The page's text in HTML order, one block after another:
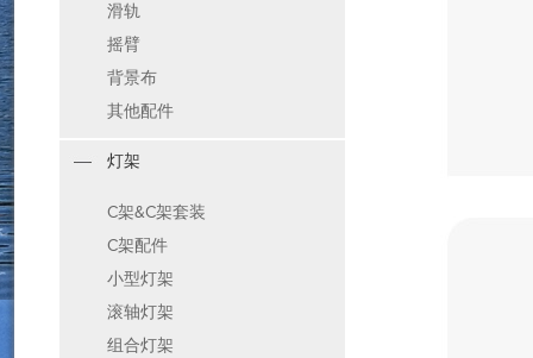
滑轨
摇臂
背景布
其他配件
灯架
C架&C架套装
C架配件
小型灯架
滚轴灯架
组合灯架